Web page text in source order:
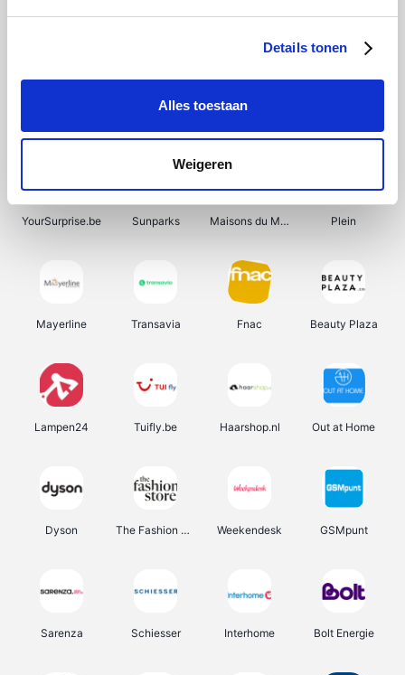
Details tonen
Alles toestaan
Weigeren
Shein Bergfreunde Pazzox Smartwatchbanden
YourSurprise.be Sunparks Maisons du Monde Plein
Mayerline Transavia Fnac Beauty Plaza
Lampen24 Tuifly.be Haarshop.nl Out at Home
Dyson The Fashion Store Weekendesk GSMpunt
Sarenza Schiesser Interhome Bolt Energie